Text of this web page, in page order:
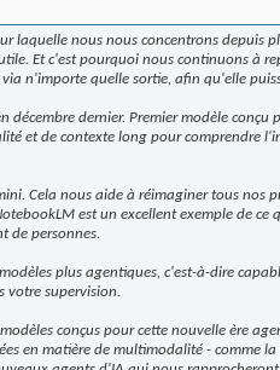
nous nous concentrons depuis
Et c'est pourquoi nous continuons à
n'importe quelle sortie, afin qu'elle
décembre dernier. Premier modèle
et de contexte long pour comprendre
Cela nous aide à réimaginer tous nos
est un excellent exemple de
de personnes.
plus agentiques, c'est-à-dire
votre supervision.
conçus pour cette nouvelle ère
en matière de multimodalité - comme